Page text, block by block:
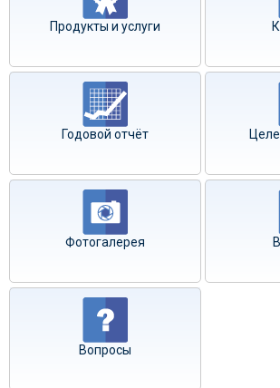
Продукты и услуги
Годовой отчёт
Фотогалерея
Вопросы